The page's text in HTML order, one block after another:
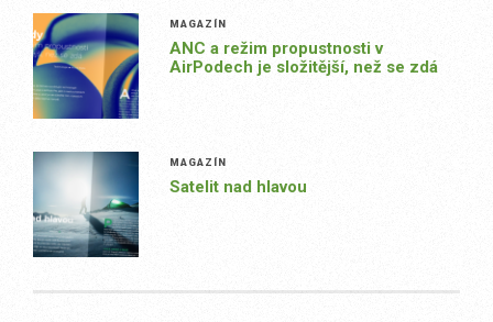
MAGAZÍN
ANC a režim propustnosti v
AirPodech je složitější, než se zdá
MAGAZÍN
Satelit nad hlavou